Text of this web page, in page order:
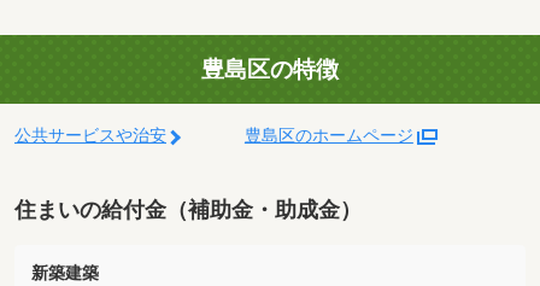
豊島区の特徴
公共サービスや治安 豊島区のホームページ
住まいの給付金（補助金・助成金）
新築建築